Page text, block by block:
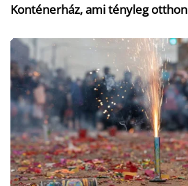
Konténerház, ami tényleg otthon